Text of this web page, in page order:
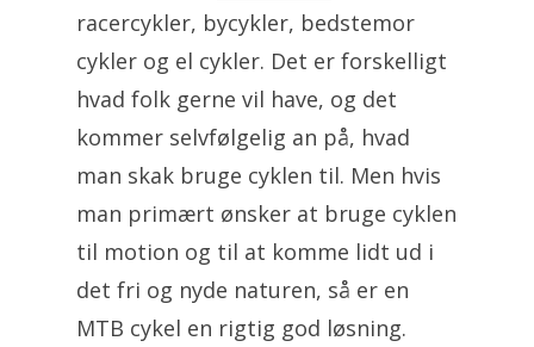
racercykler, bycykler, bedstemor
cykler og el cykler. Det er forskelligt
hvad folk gerne vil have, og det
kommer selvfølgelig an på, hvad
man skak bruge cyklen til. Men hvis
man primært ønsker at bruge cyklen
til motion og til at komme lidt ud i
det fri og nyde naturen, så er en
MTB cykel en rigtig god løsning.